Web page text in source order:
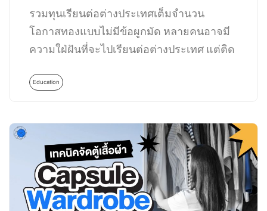
รวมทุนเรียนต่อต่างประเทศเต็มจำนวน
โอกาสทองแบบไม่มีข้อผูกมัด หลายคนอาจมี
ความใฝ่ฝันที่จะไปเรียนต่อต่างประเทศ แต่ติด
Education